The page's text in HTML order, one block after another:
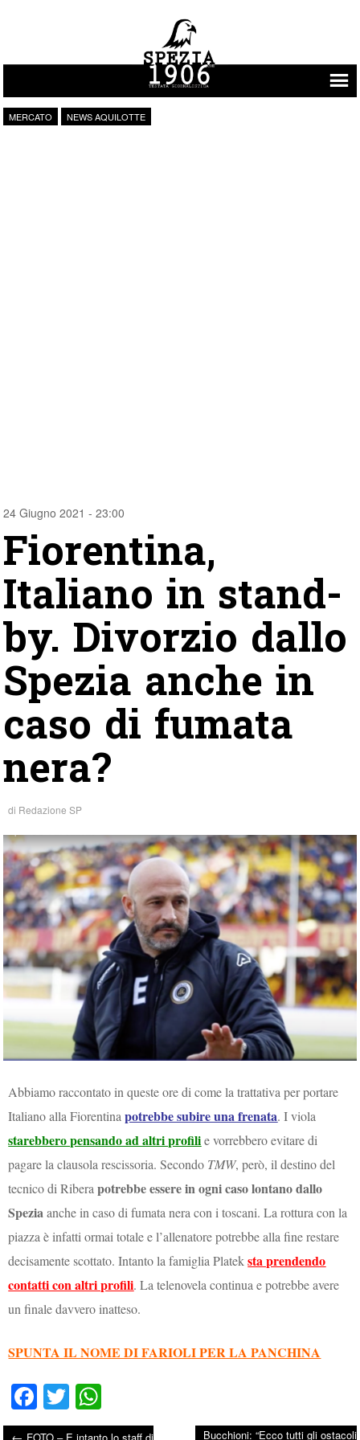
Vai al contenuto
MERCATO NEWS AQUILOTTE
24 Giugno 2021 - 23:00
Fiorentina,
Italiano in stand-
by. Divorzio dallo
Spezia anche in
caso di fumata
nera?
di Redazione SP
Abbiamo raccontato in queste ore di come la trattativa per portare
Italiano alla Fiorentinapotrebbe subire una frenata. I viola
starebbero pensando ad altri profilie vorrebbero evitare di
pagare la clausola rescissoria. Secondo TMW, però, il destino del
tecnico di Riberapotrebbe essere in ogni caso lontano dallo
Speziaanche in caso di fumata nera con i toscani. La rottura con la
piazza è infatti ormai totale e l’allenatore potrebbe alla fine restare
decisamente scottato. Intanto la famiglia Plateksta prendendo
contatti con altri profili. La telenovela continua e potrebbe avere
un finale davvero inatteso.
SPUNTA IL NOME DI FARIOLI PER LA PANCHINA
Fa
ce
T
wiha
←
Bucchioni: “Ecco tutti gli ostacoli